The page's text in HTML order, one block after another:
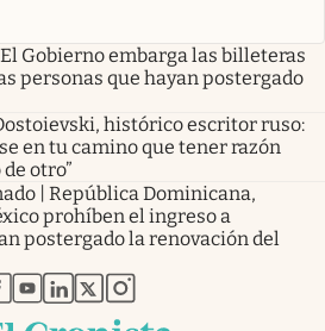
Gobierno embarga las billeteras
personas que hayan postergado
histórico escritor ruso:
en tu camino que tener razón
otro”
| República Dominicana,
prohíben el ingreso a
postergado la renovación del
abre en nueva pestaña
abre en nueva pestaña
abre en nueva pestaña
abre en nueva pestaña
abre en nueva pestaña